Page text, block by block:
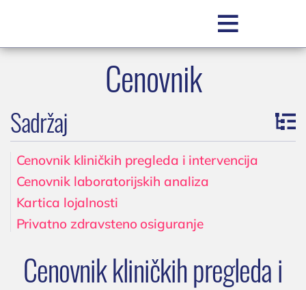

POLIKLINIKA BOCOKIĆ
Zakažite pregled
Cenovnik
Sadržaj
Cenovnik kliničkih pregleda i intervencija
Cenovnik laboratorijskih analiza
Kartica lojalnosti
Privatno zdravsteno osiguranje
Cenovnik kliničkih pregleda i